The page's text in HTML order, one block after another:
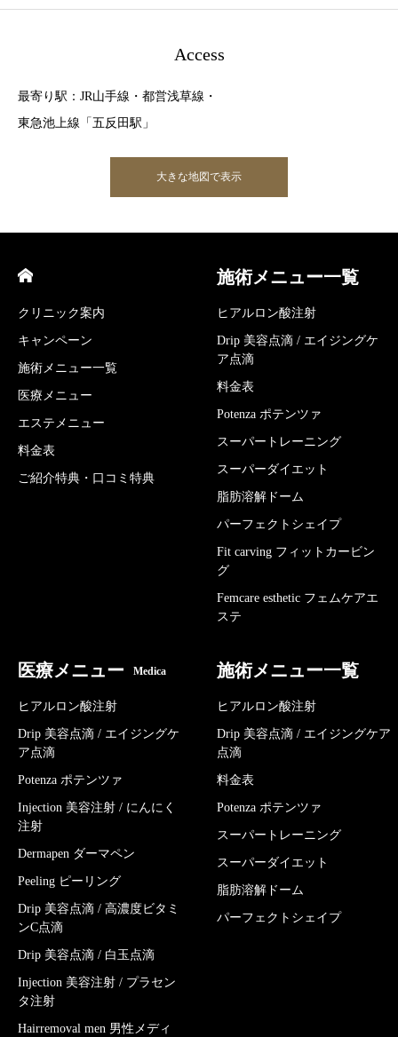
Access
最寄り駅：JR山手線・都営浅草線・
東急池上線「五反田駅」
大きな地図で表示
クリニック案内
キャンペーン
施術メニュー一覧
医療メニュー
エステメニュー
料金表
ご紹介特典・口コミ特典
施術メニュー一覧
ヒアルロン酸注射
Drip 美容点滴 / エイジングケ
ア点滴
料金表
Potenza ポテンツァ
スーパートレーニング
スーパーダイエット
脂肪溶解ドーム
パーフェクトシェイプ
Fit carving フィットカービン
グ
Femcare esthetic フェムケアエ
ステ
医療メニュー Medica
ヒアルロン酸注射
Drip 美容点滴 / エイジングケ
ア点滴
Potenza ポテンツァ
Injection 美容注射 / にんにく
注射
Dermapen ダーマペン
Peeling ピーリング
Drip 美容点滴 / 高濃度ビタミ
ンC点滴
Drip 美容点滴 / 白玉点滴
Injection 美容注射 / プラセン
タ注射
Hairremoval men 男性メディ
施術メニュー一覧
ヒアルロン酸注射
Drip 美容点滴 / エイジングケア
点滴
料金表
Potenza ポテンツァ
スーパートレーニング
スーパーダイエット
脂肪溶解ドーム
パーフェクトシェイプ